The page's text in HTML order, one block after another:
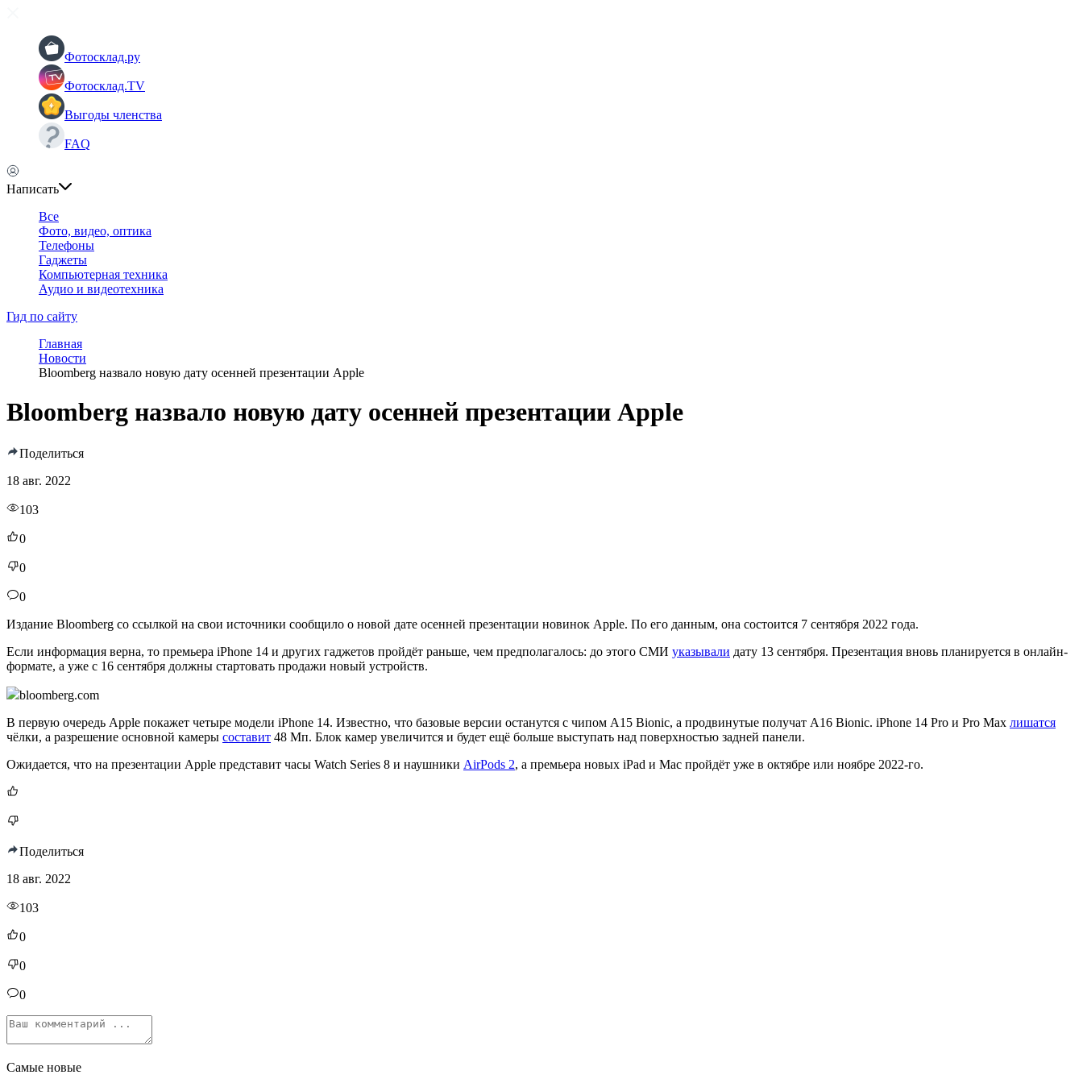
Фотосклад.ру
Фотосклад.TV
Выгоды членства
FAQ
Написать
Все
Фото, видео, оптика
Телефоны
Гаджеты
Компьютерная техника
Аудио и видеотехника
Гид по сайту
Главная
Новости
Bloomberg назвало новую дату осенней презентации Apple
Bloomberg назвало новую дату осенней презентации Apple
Поделиться
18 авг. 2022
103
0
0
0
Издание Bloomberg со ссылкой на свои источники сообщило о новой дате осенней презентации новинок Apple. По его данным, она состоится 7 сентября 2022 года.
Если информация верна, то премьера iPhone 14 и других гаджетов пройдёт раньше, чем предполагалось: до этого СМИ указывали дату 13 сентября. Презентация вновь планируется в онлайн-
формате, а уже с 16 сентября должны стартовать продажи новый устройств.
bloomberg.com
В первую очередь Apple покажет четыре модели iPhone 14. Известно, что базовые версии останутся с чипом A15 Bionic, а продвинутые получат A16 Bionic. iPhone 14 Pro и Pro Max лишатся
чёлки, а разрешение основной камеры составит 48 Мп. Блок камер увеличится и будет ещё больше выступать над поверхностью задней панели.
Ожидается, что на презентации Apple представит часы Watch Series 8 и наушники AirPods 2, а премьера новых iPad и Mac пройдёт уже в октябре или ноябре 2022-го.
Поделиться
18 авг. 2022
103
0
0
0
Самые новые